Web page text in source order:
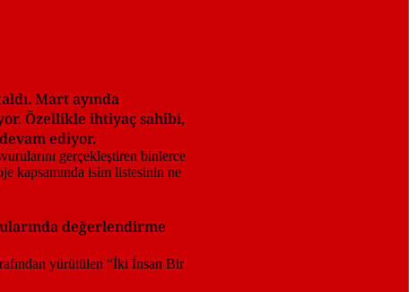
Mart ayında
Özellikle ihtiyaç sahibi,
ediyor.
değerlendirme